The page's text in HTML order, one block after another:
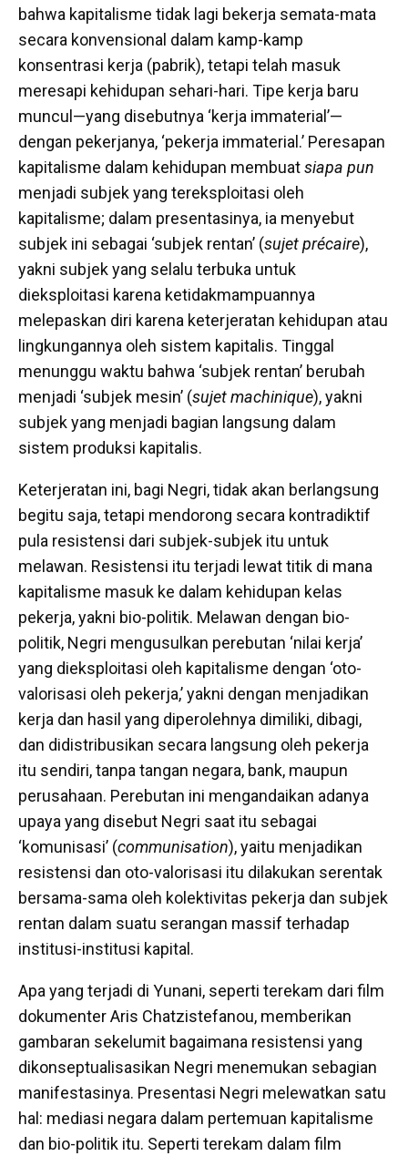
bahwa kapitalisme tidak lagi bekerja semata-mata
secara konvensional dalam kamp-kamp
konsentrasi kerja (pabrik), tetapi telah masuk
meresapi kehidupan sehari-hari. Tipe kerja baru
muncul—yang disebutnya ‘kerja immaterial’—
dengan pekerjanya, ‘pekerja immaterial.’ Peresapan
kapitalisme dalam kehidupan membuatsiapa pun
menjadi subjek yang tereksploitasi oleh
kapitalisme; dalam presentasinya, ia menyebut
subjek ini sebagai ‘subjek rentan’ (sujet précaire),
yakni subjek yang selalu terbuka untuk
dieksploitasi karena ketidakmampuannya
melepaskan diri karena keterjeratan kehidupan atau
lingkungannya oleh sistem kapitalis. Tinggal
menunggu waktu bahwa ‘subjek rentan’ berubah
menjadi ‘subjek mesin’ (sujet machinique), yakni
subjek yang menjadi bagian langsung dalam
sistem produksi kapitalis.
Keterjeratan ini, bagi Negri, tidak akan berlangsung
begitu saja, tetapi mendorong secara kontradiktif
pula resistensi dari subjek-subjek itu untuk
melawan. Resistensi itu terjadi lewat titik di mana
kapitalisme masuk ke dalam kehidupan kelas
pekerja, yakni bio-politik. Melawan dengan bio-
politik, Negri mengusulkan perebutan ‘nilai kerja’
yang dieksploitasi oleh kapitalisme dengan ‘oto-
valorisasi oleh pekerja,’ yakni dengan menjadikan
kerja dan hasil yang diperolehnya dimiliki, dibagi,
dan didistribusikan secara langsung oleh pekerja
itu sendiri, tanpa tangan negara, bank, maupun
perusahaan. Perebutan ini mengandaikan adanya
upaya yang disebut Negri saat itu sebagai
‘komunisasi’ (communisation), yaitu menjadikan
resistensi dan oto-valorisasi itu dilakukan serentak
bersama-sama oleh kolektivitas pekerja dan subjek
rentan dalam suatu serangan massif terhadap
institusi-institusi kapital.
Apa yang terjadi di Yunani, seperti terekam dari film
dokumenter Aris Chatzistefanou, memberikan
gambaran sekelumit bagaimana resistensi yang
dikonseptualisasikan Negri menemukan sebagian
manifestasinya. Presentasi Negri melewatkan satu
hal: mediasi negara dalam pertemuan kapitalisme
dan bio-politik itu. Seperti terekam dalam film